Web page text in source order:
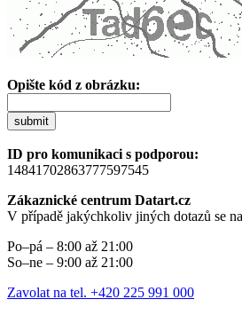
Opište kód z obrázku:
submit
ID pro komunikaci s podporou:
14841702863777597545
Zákaznické centrum Datart.cz
V případě jakýchkoliv jiných dotazů se
Po–pá – 8:00 až 21:00
So–ne – 9:00 až 21:00
Zavolat na tel. +420 225 991 000